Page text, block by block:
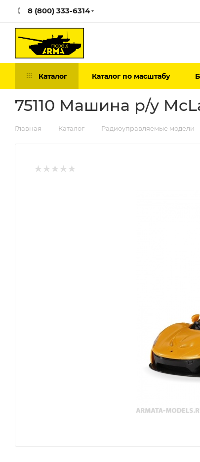
8 (800) 333-6314
Каталог Каталог по масштабу
75110 Машина р/у
Главная — Каталог — Радиоуправляемые модели